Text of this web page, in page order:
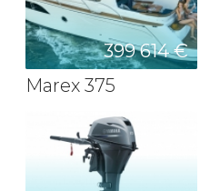
399 614 €
Marex 375